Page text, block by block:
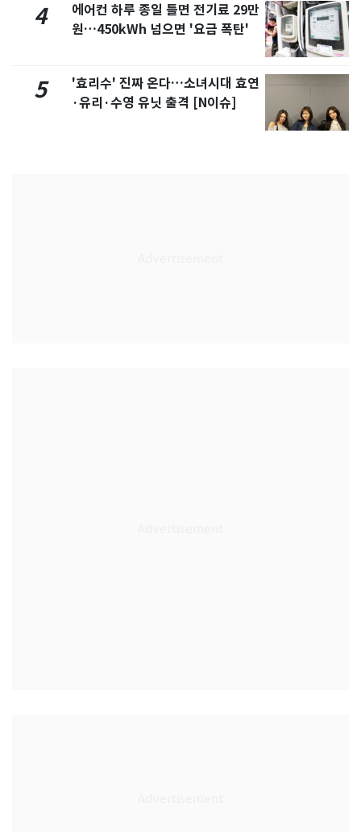
4
에어컨 하루 종일 틀면 전기료 29만
원…450kWh 넘으면 '요금 폭탄'
5
'효리수' 진짜 온다…소녀시대 효연
·유리·수영 유닛 출격 [N이슈]